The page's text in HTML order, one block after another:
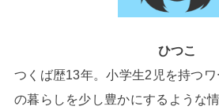
ひつこ
つくば歴13年。小学生2児を持つ
の暮らしを少し豊かにするような